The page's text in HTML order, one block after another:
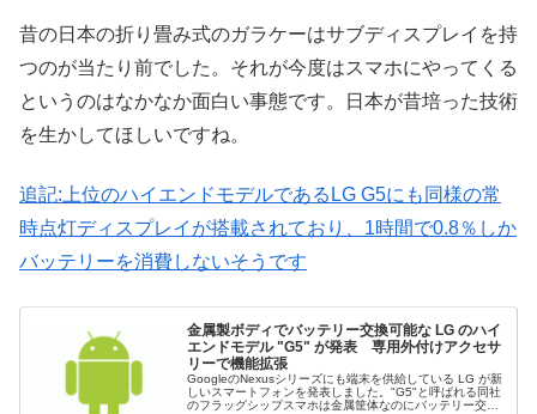
昔の日本の折り畳み式のガラケーはサブディスプレイを持
つのが当たり前でした。それが今度はスマホにやってくる
というのはなかなか面白い事態です。日本が昔培った技術
を生かしてほしいですね。
追記:上位のハイエンドモデルであるLG G5にも同様の常
時点灯ディスプレイが搭載されており、1時間で0.8％しか
バッテリーを消費しないそうです
金属製ボディでバッテリー交換可能な LG のハイ
エンドモデル "G5" が発表 専用外付けアクセサ
リーで機能拡張
GoogleのNexusシリーズにも端末を供給している LG が新
しいスマートフォンを発表しました。"G5"と呼ばれる同社
のフラッグシップスマホは金属筐体なのにバッテリー交換